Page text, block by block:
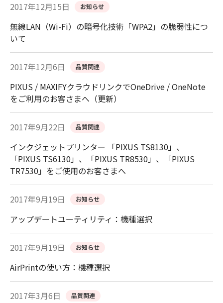
2017年12月15日 お知らせ
無線LAN（Wi-Fi）の暗号化技術「WPA2」の脆弱性につ
いて
2017年12月6日 品質関連
PIXUS / MAXIFYクラウドリンクでOneDrive / OneNote
をご利用のお客さまへ（更新）
2017年9月22日 品質関連
インクジェットプリンター 「PIXUS TS8130」、
「PIXUS TS6130」、「PIXUS TR8530」、「PIXUS
TR7530」をご使用のお客さまへ
2017年9月19日 お知らせ
アップデートユーティリティ：機種選択
2017年9月19日 お知らせ
AirPrintの使い方：機種選択
2017年3月6日 品質関連